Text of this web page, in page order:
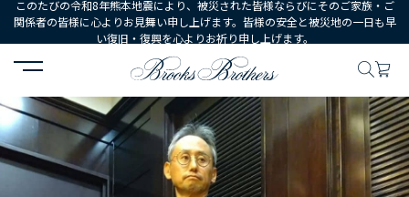
このたびの令和8年熊本地震により、被災された皆様ならびにそのご家族・ご
関係者の皆様に心よりお見舞い申し上げます。皆様の安全と被災地の一日も早
い復旧・復興を心よりお祈り申し上げます。
HOME コーディネート コーディネート詳細